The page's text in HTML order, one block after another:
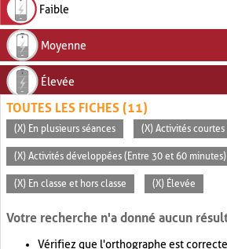
Faible
Moyenne
Élevée
TOUTES LES FICHES (11)
(X) En plusieurs séances (X) Activités
(X) Activités développées (Entre 30 et 60 minutes)
(X) En classe et hors classe (X) Élevée
Votre recherche n'a donné aucun
Vérifiez que l'orthographe est